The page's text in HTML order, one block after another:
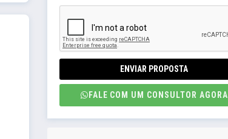
ENVIAR PROPOSTA
FALE COM UM CONSULTOR AGORA